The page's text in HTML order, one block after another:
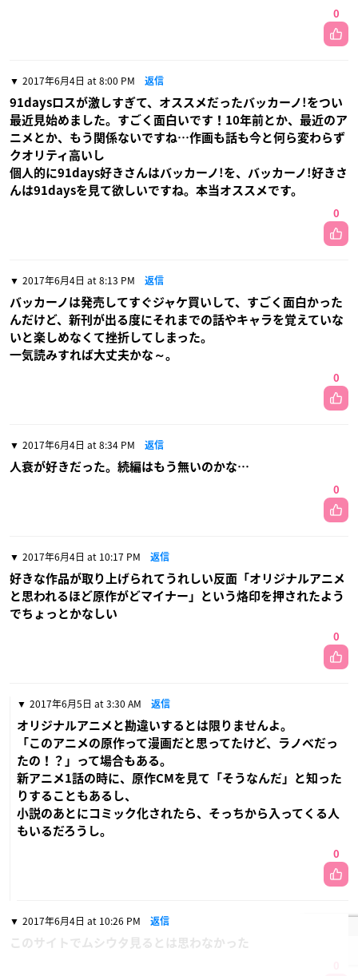
0
2017年6月4日 at 8:00 PM 返信
91daysロスが激しすぎて、オススメだったバッカーノ!をつい
最近見始めました。すごく面白いです！10年前とか、最近のア
ニメとか、もう関係ないですね…作画も話も今と何ら変わらず
クオリティ高いし
個人的に91days好きさんはバッカーノ!を、バッカーノ!好きさ
んは91daysを見て欲しいですね。本当オススメです。
0
2017年6月4日 at 8:13 PM 返信
バッカーノは発売してすぐジャケ買いして、すごく面白かった
んだけど、新刊が出る度にそれまでの話やキャラを覚えていな
いと楽しめなくて挫折してしまった。
一気読みすれば大丈夫かな～。
0
2017年6月4日 at 8:34 PM 返信
人衰が好きだった。続編はもう無いのかな…
0
2017年6月4日 at 10:17 PM 返信
好きな作品が取り上げられてうれしい反面「オリジナルアニメ
と思われるほど原作がどマイナー」という烙印を押されたよう
でちょっとかなしい
0
2017年6月5日 at 3:30 AM 返信
オリジナルアニメと勘違いするとは限りませんよ。
「このアニメの原作って漫画だと思ってたけど、ラノベだっ
たの！？」って場合もある。
新アニメ1話の時に、原作CMを見て「そうなんだ」と知った
りすることもあるし、
小説のあとにコミック化されたら、そっちから入ってくる人
もいるだろうし。
0
2017年6月4日 at 10:26 PM 返信
このサイトでムシウタ見るとは思わなかった